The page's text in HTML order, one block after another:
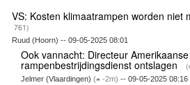
VS: Kosten klimaatrampen worden niet
761)
Ruud (Hoorn) -- 09-05-2025 08:01
Ook vannacht: Directeur Amerikaanse
rampenbestrijdingsdienst ontslagen (
Jelmer (Vlaardingen) ( -2m) -- 09-05-2025 08:16